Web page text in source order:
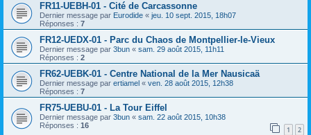
FR11-UEBH-01 - Cité de Carcassonne
Dernier message par Eurodide « jeu. 10 sept. 2015, 18h07
Réponses : 7
FR12-UEDX-01 - Parc du Chaos de Montpellier-le-Vieux
Dernier message par 3bun « sam. 29 août 2015, 11h11
Réponses : 2
FR62-UEBK-01 - Centre National de la Mer Nausicaä
Dernier message par ertiamel « ven. 28 août 2015, 12h38
Réponses : 7
FR75-UEBU-01 - La Tour Eiffel
Dernier message par 3bun « sam. 22 août 2015, 10h38
Réponses : 16 1 2